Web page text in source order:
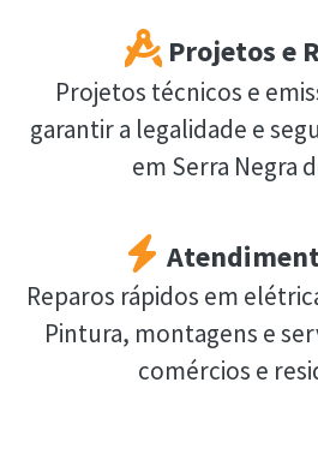
Projetos e
Projetos técnicos e
garantir a legalidade e
em Serra Negra
Reparos rápidos em
Pintura, montagens e
comércios e